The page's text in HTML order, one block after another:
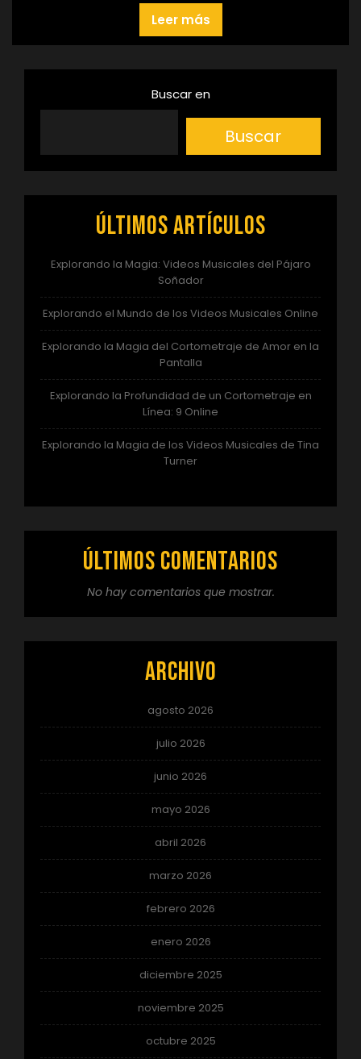
Leer más
Buscar en
Buscar
Últimos artículos
Explorando la Magia: Videos Musicales del Pájaro
Soñador
Explorando el Mundo de los Videos Musicales Online
Explorando la Magia del Cortometraje de Amor en la
Pantalla
Explorando la Profundidad de un Cortometraje en
Línea: 9 Online
Explorando la Magia de los Videos Musicales de Tina
Turner
Últimos comentarios
No hay comentarios que mostrar.
Archivo
agosto 2026
julio 2026
junio 2026
mayo 2026
abril 2026
marzo 2026
febrero 2026
enero 2026
diciembre 2025
noviembre 2025
octubre 2025